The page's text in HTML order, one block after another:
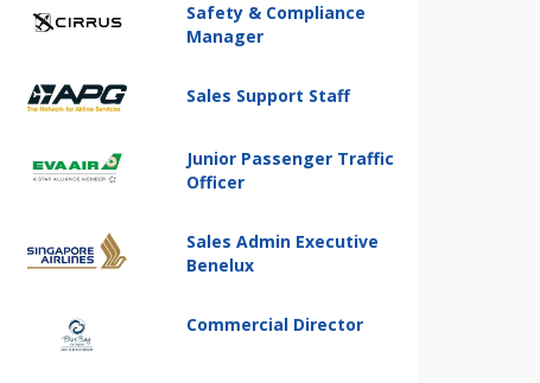
Safety & Compliance
Manager
Sales Support Staff
Junior Passenger Traffic
Officer
Sales Admin Executive
Benelux
Commercial Director